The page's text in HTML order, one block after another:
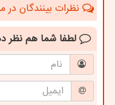
نظرات بینندگان
لطفا شما هم نظر